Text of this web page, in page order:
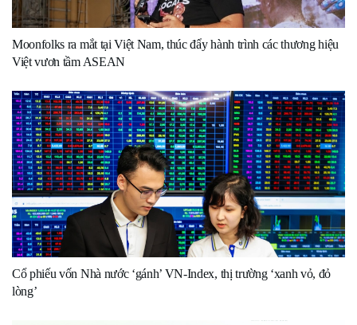
Moonfolks ra mắt tại Việt Nam, thúc đẩy hành trình các thương hiệu
Việt vươn tầm ASEAN
Cổ phiếu vốn Nhà nước ‘gánh’ VN-Index, thị trường ‘xanh vỏ, đỏ
lòng’